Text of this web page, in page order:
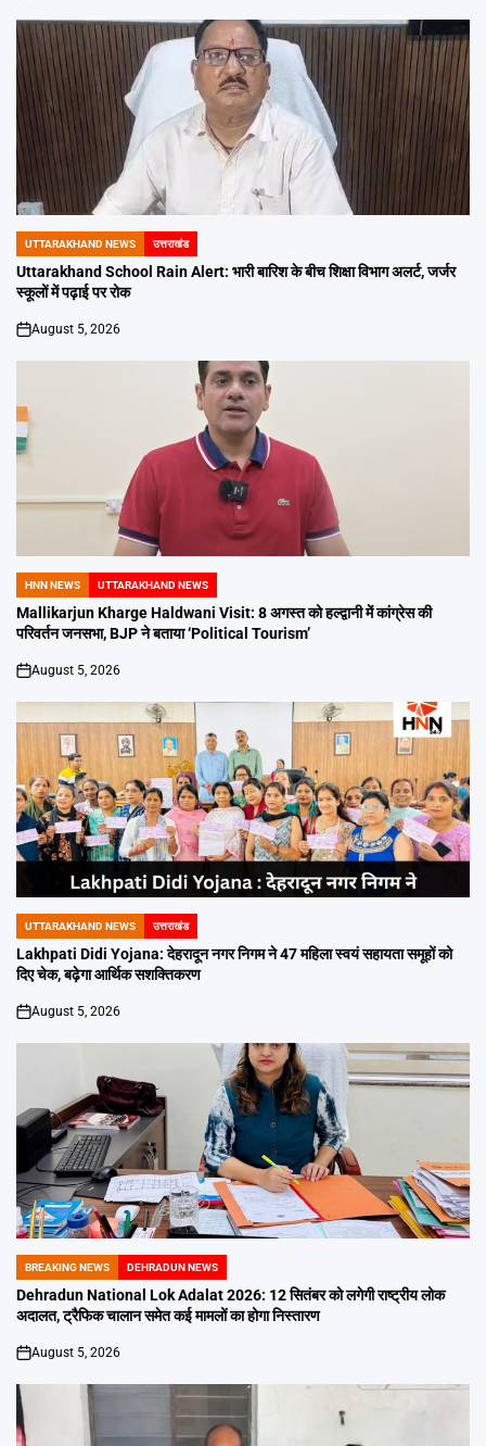
POSTED
IN
UTTARAKHAND NEWS उत्तराखंड
Uttarakhand School Rain Alert: भारी बारिश के बीच शिक्षा विभाग अलर्ट, जर्जर
स्कूलों में पढ़ाई पर रोक
on
August 5, 2026
POSTED
IN
HNN NEWS UTTARAKHAND NEWS
Mallikarjun Kharge Haldwani Visit: 8 अगस्त को हल्द्वानी में कांग्रेस की
परिवर्तन जनसभा, BJP ने बताया ‘Political Tourism’
on
August 5, 2026
POSTED
IN
UTTARAKHAND NEWS उत्तराखंड
Lakhpati Didi Yojana: देहरादून नगर निगम ने 47 महिला स्वयं सहायता समूहों को
दिए चेक, बढ़ेगा आर्थिक सशक्तिकरण
on
August 5, 2026
POSTED
IN
BREAKING NEWS DEHRADUN NEWS
Dehradun National Lok Adalat 2026: 12 सितंबर को लगेगी राष्ट्रीय लोक
अदालत, ट्रैफिक चालान समेत कई मामलों का होगा निस्तारण
on
August 5, 2026